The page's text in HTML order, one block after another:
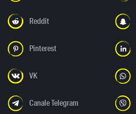
Reddit
Pinterest
VK
Canale Telegram